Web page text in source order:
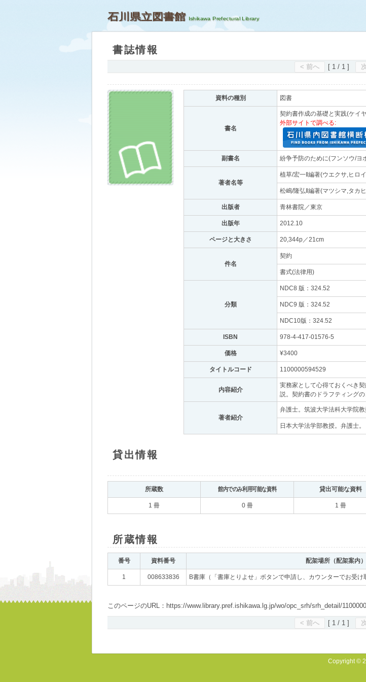
石川県立図書館
書誌情報
< 前へ [ 1 / 1 ]
資料の種別 図書
書名
契約書作成の基礎と実践(ケイ
外部サイトで調べる:
副書名 紛争予防のために(フンソウ/ヨ
著者名等
植草/宏一‖編著(ウエクサ,ヒロ
松嶋/隆弘‖編著(マツシマ,タカ
出版者 青林書院／東京
出版年 2012.10
ページと大きさ 20,344p／21cm
件名
契約
書式(法律用)
分類
NDC8 版：324.52
NDC9 版：324.52
NDC10版：324.52
ISBN 978-4-417-01576-5
価格 ¥3400
タイトルコード 1100000594529
内容紹介
実務家として心得ておくべき
説。契約書のドラフティング
著者紹介
弁護士。筑波大学法科大学院教
日本大学法学部教授。弁護士。
貸出情報
所蔵数 館内でのみ利用可能な資料 貸出可能な資料
1 冊 0 冊 1 冊
所蔵情報
番号 資料番号 配架場所（配架案内）
1 008633836 B書庫（「書庫とりよせ」ボタンで申請し、カウンターでお受け
このページのURL：https://www.library.pref.ishikawa.lg.jp/wo/opc_srh/srh_detail/
< 前へ [ 1 / 1 ]
Copyright ©